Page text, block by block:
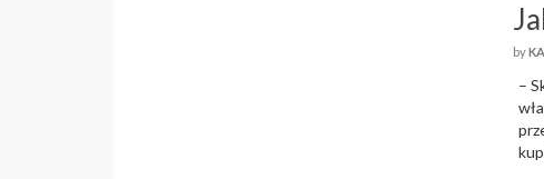
by
–